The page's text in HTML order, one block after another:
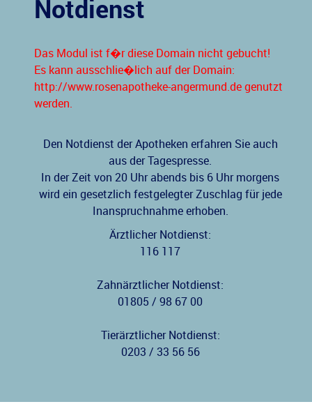
Notdienst
Das Modul ist f�r diese Domain nicht gebucht!
Es kann ausschlie�lich auf der Domain:
http://www.rosenapotheke-angermund.de genutzt
werden.
Den Notdienst der Apotheken erfahren Sie auch
aus der Tagespresse.
In der Zeit von 20 Uhr abends bis 6 Uhr morgens
wird ein gesetzlich festgelegter Zuschlag für jede
Inanspruchnahme erhoben.
Ärztlicher Notdienst:
116 117
Zahnärztlicher Notdienst:
01805 / 98 67 00
Tierärztlicher Notdienst:
0203 / 33 56 56